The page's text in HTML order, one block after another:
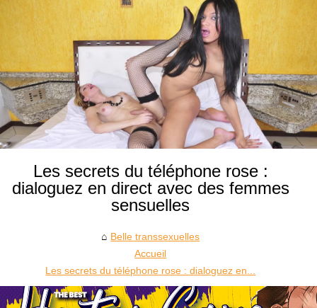
Les secrets du téléphone rose :
dialoguez en direct avec des femmes
sensuelles
Belle transsexuelles
Accueil
Les secrets du téléphone rose : dialoguez en...